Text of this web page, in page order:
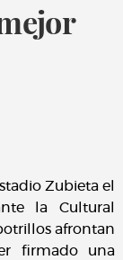
Zubieta el
la Cultural
afrontan
firmado una